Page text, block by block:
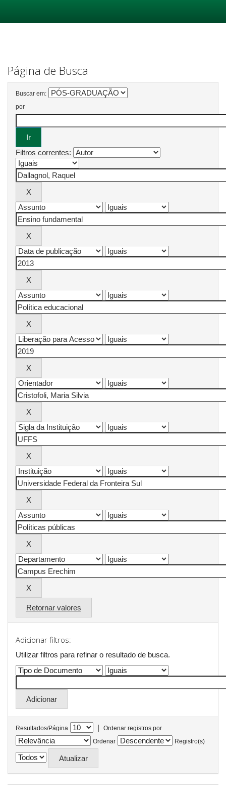
Página de Busca
Buscar em:
por
Filtros correntes:
Retornar valores
Adicionar filtros:
Utilizar filtros para refinar o resultado de busca.
Resultados/Página |
Ordenar registros por
Ordenar
Registro(s)